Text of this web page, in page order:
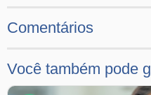
Comentários
Você também pode